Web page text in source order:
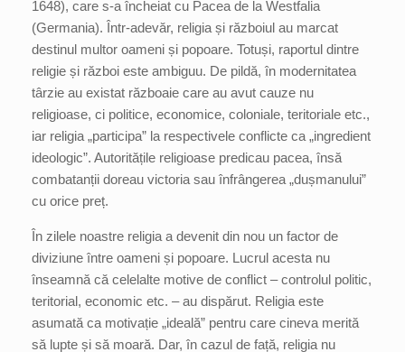
1648), care s-a încheiat cu Pacea de la Westfalia
(Germania). Într-adevăr, religia și războiul au marcat
destinul multor oameni și popoare. Totuși, raportul dintre
religie și război este ambiguu. De pildă, în modernitatea
târzie au existat războaie care au avut cauze nu
religioase, ci politice, economice, coloniale, teritoriale etc.,
iar religia „participa” la respectivele conflicte ca „ingredient
ideologic”. Autoritățile religioase predicau pacea, însă
combatanții doreau victoria sau înfrângerea „dușmanului”
cu orice preț.
În zilele noastre religia a devenit din nou un factor de
diviziune între oameni și popoare. Lucrul acesta nu
înseamnă că celelalte motive de conflict – controlul politic,
teritorial, economic etc. – au dispărut. Religia este
asumată ca motivație „ideală” pentru care cineva merită
să lupte și să moară. Dar, în cazul de față, religia nu